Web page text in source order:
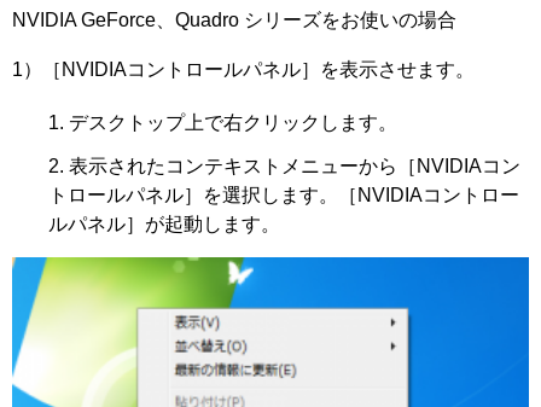
NVIDIA GeForce、Quadro シリーズをお使いの場合
1）［NVIDIAコントロールパネル］を表示させます。
デスクトップ上で右クリックします。
表示されたコンテキストメニューから［NVIDIAコン
トロールパネル］を選択します。［NVIDIAコントロー
ルパネル］が起動します。